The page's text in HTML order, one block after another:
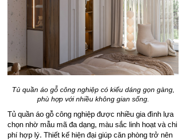
Tủ quần áo gỗ công nghiệp có kiểu dáng gọn gàng,
phù hợp với nhiều không gian sống.
Tủ quần áo gỗ công nghiệp được nhiều gia đình lựa
chọn nhờ mẫu mã đa dạng, màu sắc linh hoạt và chi
phí hợp lý. Thiết kế hiện đại giúp căn phòng trở nên